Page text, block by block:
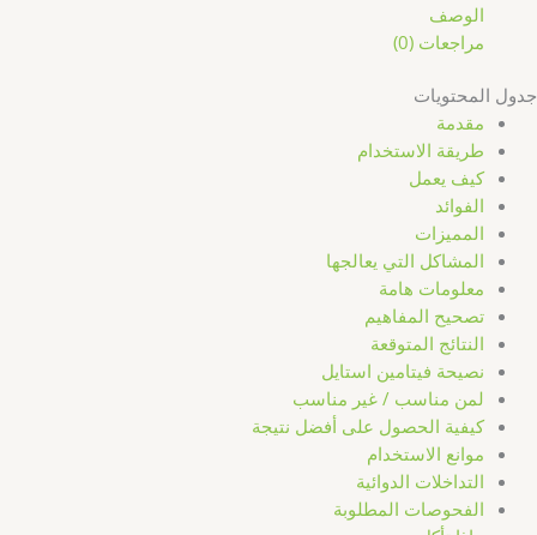
الوصف
مراجعات (0)
جدول المحتويات
مقدمة
طريقة الاستخدام
كيف يعمل
الفوائد
المميزات
المشاكل التي يعالجها
معلومات هامة
تصحيح المفاهيم
النتائج المتوقعة
نصيحة فيتامين استايل
لمن مناسب / غير مناسب
كيفية الحصول على أفضل نتيجة
موانع الاستخدام
التداخلات الدوائية
الفحوصات المطلوبة